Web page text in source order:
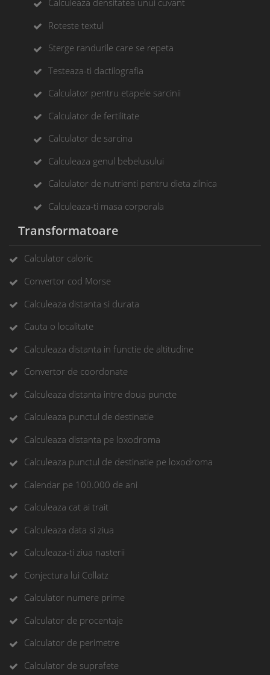
Calculeaza densitatea unui cuvant
Roteste textul
Sterge randurile care se repeta
Testeaza-ti dactilografia
Calculator pentru etapele sarcinii
Calculator de fertilitate
Calculator de sarcina
Calculeaza genul bebelusului
Calculator de nutrienti pentru dieta zilnica
Calculeaza-ti masa corporala
Transformatoare
Calculator caloric
Convertor cod Morse
Calculeaza distanta si durata
Cauta o localitate
Calculeaza distanta in functie de altitudine
Convertor de coordonate
Calculeaza distanta intre doua puncte
Calculeaza punctul de destinatie
Calculeaza distanta pe loxodroma
Calculeaza punctul de destinatie pe loxodroma
Calendar pe 100.000 de ani
Calculeaza cat ai trait
Calculeaza data si ziua
Calculeaza-ti ziua nasterii
Conjectura lui Collatz
Calculator numere prime
Calculator de procentaje
Calculator de perimetre
Calculator de suprafete